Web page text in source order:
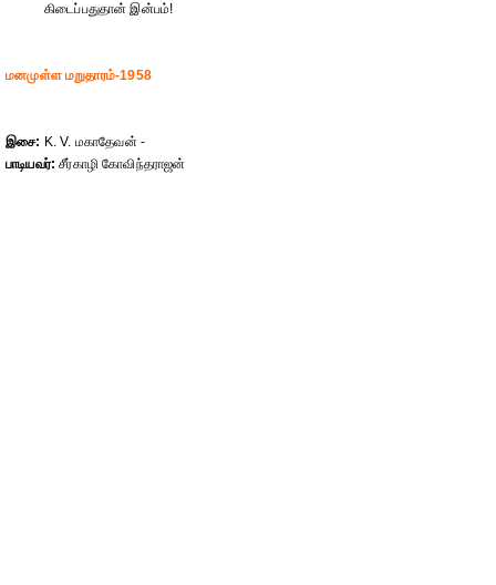
கிடைப்பதுதான் இன்பம்!
மனமுள்ள மறுதாரம்-1958
இசை: K. V. மகாதேவன் -
பாடியவர்:சீர்காழி கோவிந்தராஜன்